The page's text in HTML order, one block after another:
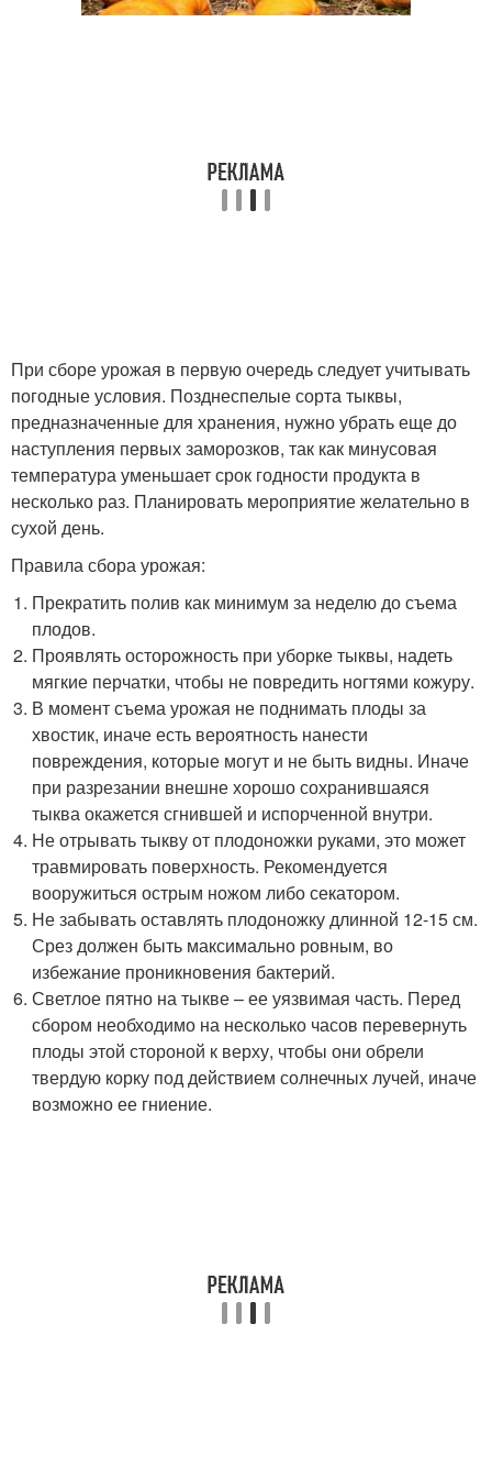
При сборе урожая в первую очередь следует учитывать
погодные условия. Позднеспелые сорта тыквы,
предназначенные для хранения, нужно убрать еще до
наступления первых заморозков, так как минусовая
температура уменьшает срок годности продукта в
несколько раз. Планировать мероприятие желательно в
сухой день.
Правила сбора урожая:
Прекратить полив как минимум за неделю до съема
плодов.
Проявлять осторожность при уборке тыквы, надеть
мягкие перчатки, чтобы не повредить ногтями кожуру.
В момент съема урожая не поднимать плоды за
хвостик, иначе есть вероятность нанести
повреждения, которые могут и не быть видны. Иначе
при разрезании внешне хорошо сохранившаяся
тыква окажется сгнившей и испорченной внутри.
Не отрывать тыкву от плодоножки руками, это может
травмировать поверхность. Рекомендуется
вооружиться острым ножом либо секатором.
Не забывать оставлять плодоножку длинной 12-15 см.
Срез должен быть максимально ровным, во
избежание проникновения бактерий.
Светлое пятно на тыкве – ее уязвимая часть. Перед
сбором необходимо на несколько часов перевернуть
плоды этой стороной к верху, чтобы они обрели
твердую корку под действием солнечных лучей, иначе
возможно ее гниение.